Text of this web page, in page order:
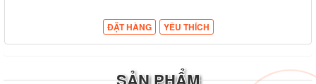
ĐẶT HÀNG YÊU THÍCH